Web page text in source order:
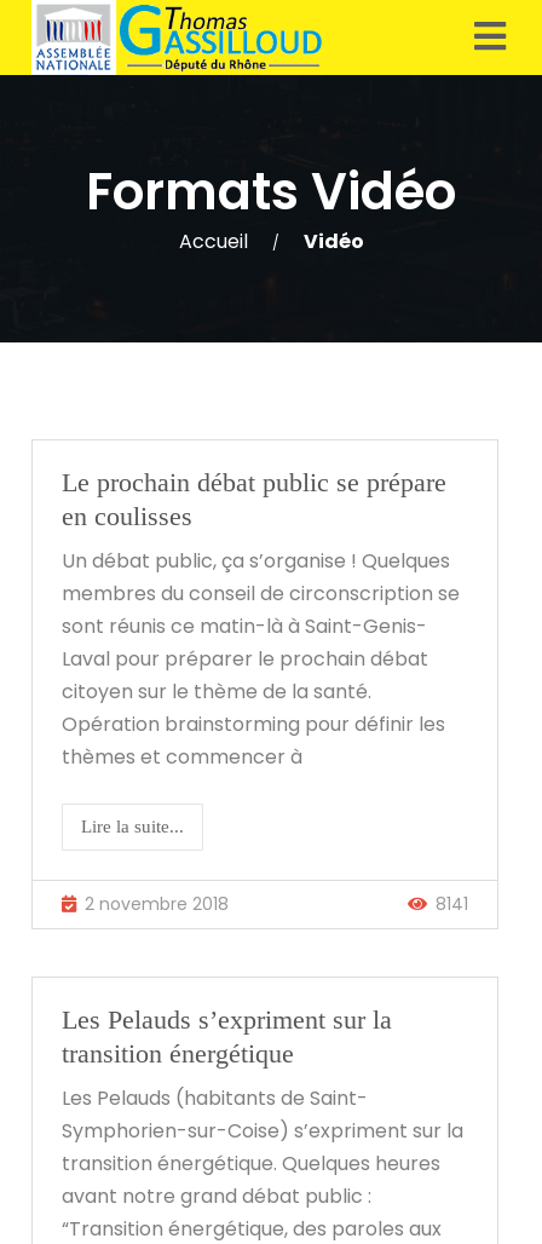
Formats Vidéo
Accueil / Vidéo
Le prochain débat public se prépare
en coulisses
Un débat public, ça s’organise ! Quelques
membres du conseil de circonscription se
sont réunis ce matin-là à Saint-Genis-
Laval pour préparer le prochain débat
citoyen sur le thème de la santé.
Opération brainstorming pour définir les
thèmes et commencer à
Lire la suite...
2 novembre 2018 8141
Les Pelauds s’expriment sur la
transition énergétique
Les Pelauds (habitants de Saint-
Symphorien-sur-Coise) s’expriment sur la
transition énergétique. Quelques heures
avant notre grand débat public :
“Transition énergétique, des paroles aux